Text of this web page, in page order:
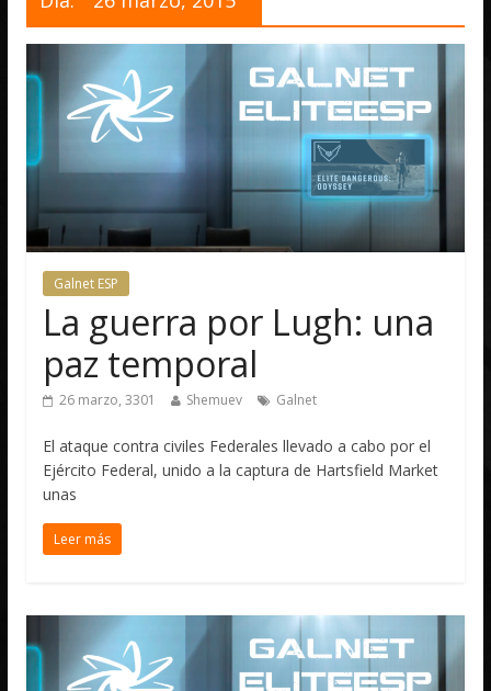
Galnet ESP
La guerra por Lugh: una
paz temporal
26 marzo, 3301 Shemuev Galnet
El ataque contra civiles Federales llevado a cabo por el
Ejército Federal, unido a la captura de Hartsfield Market
unas
Leer más